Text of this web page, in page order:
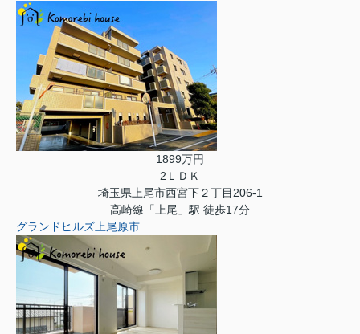
1899万円
2ＬＤＫ
埼玉県上尾市西宮下２丁目206-1
高崎線「上尾」駅 徒歩17分
グランドヒルズ上尾原市